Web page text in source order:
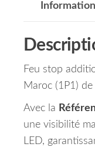
Feu stop
Maroc (1P1)
Avec la
une visibilité
LED,